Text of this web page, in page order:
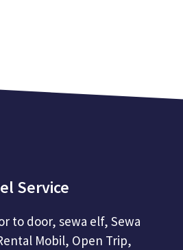
Service
to door, sewa elf, Sewa
Mobil, Open Trip,